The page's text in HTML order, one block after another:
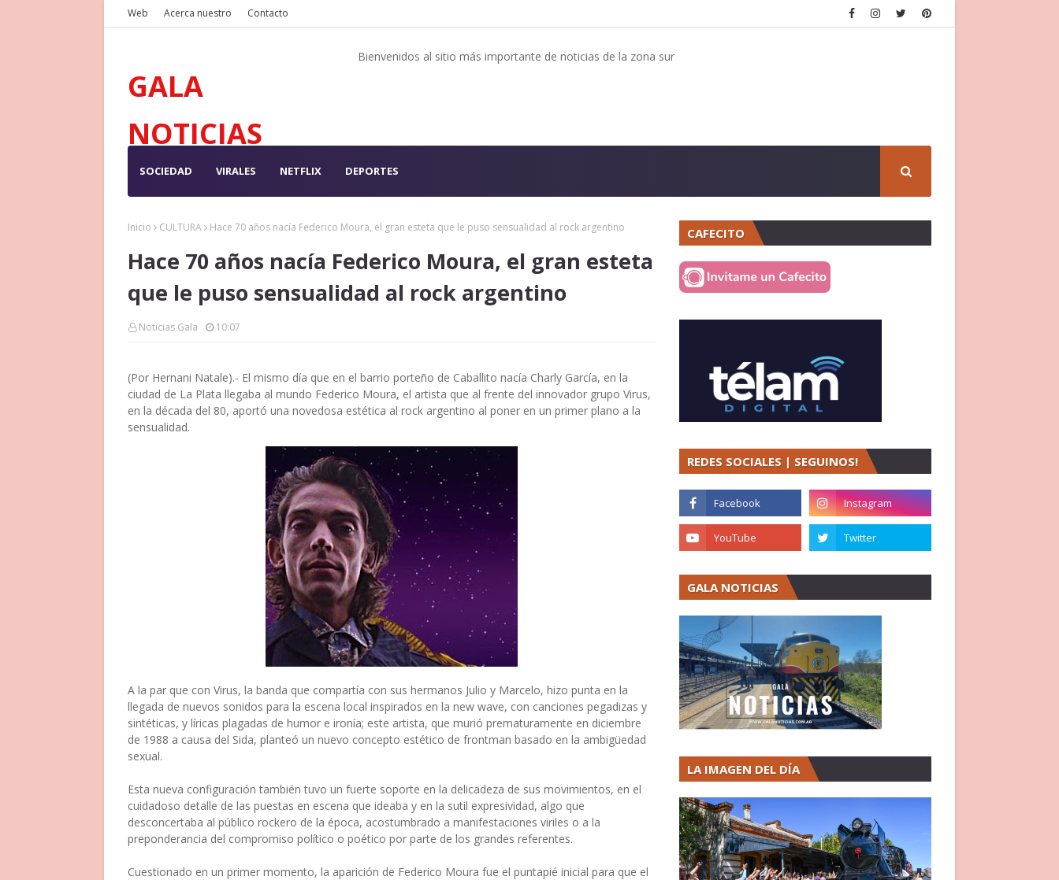
Web Acerca nuestro Contacto
GALA
NOTICIAS
Bienvenidos al sitio más importante de noticias de la zona sur
SOCIEDAD VIRALES NETFLIX DEPORTES
Inicio CULTURA Hace 70 años nacía Federico Moura, el gran esteta que le puso sensualidad al rock argentino
Hace 70 años nacía Federico Moura, el gran esteta
que le puso sensualidad al rock argentino
Noticias Gala 10:07
(Por Hernani Natale).- El mismo día que en el barrio porteño de Caballito nacía Charly García, en la
ciudad de La Plata llegaba al mundo Federico Moura, el artista que al frente del innovador grupo Virus,
en la década del 80, aportó una novedosa estética al rock argentino al poner en un primer plano a la
sensualidad.
A la par que con Virus, la banda que compartía con sus hermanos Julio y Marcelo, hizo punta en la
llegada de nuevos sonidos para la escena local inspirados en la new wave, con canciones pegadizas y
sintéticas, y líricas plagadas de humor e ironía; este artista, que murió prematuramente en diciembre
de 1988 a causa del Sida, planteó un nuevo concepto estético de frontman basado en la ambigüedad
sexual.
Esta nueva configuración también tuvo un fuerte soporte en la delicadeza de sus movimientos, en el
cuidadoso detalle de las puestas en escena que ideaba y en la sutil expresividad, algo que
desconcertaba al público rockero de la época, acostumbrado a manifestaciones viriles o a la
preponderancia del compromiso político o poético por parte de los grandes referentes.
Cuestionado en un primer momento, la aparición de Federico Moura fue el puntapié inicial para que el
CAFECITO
REDES SOCIALES | SEGUINOS!
GALA NOTICIAS
LA IMAGEN DEL DÍA